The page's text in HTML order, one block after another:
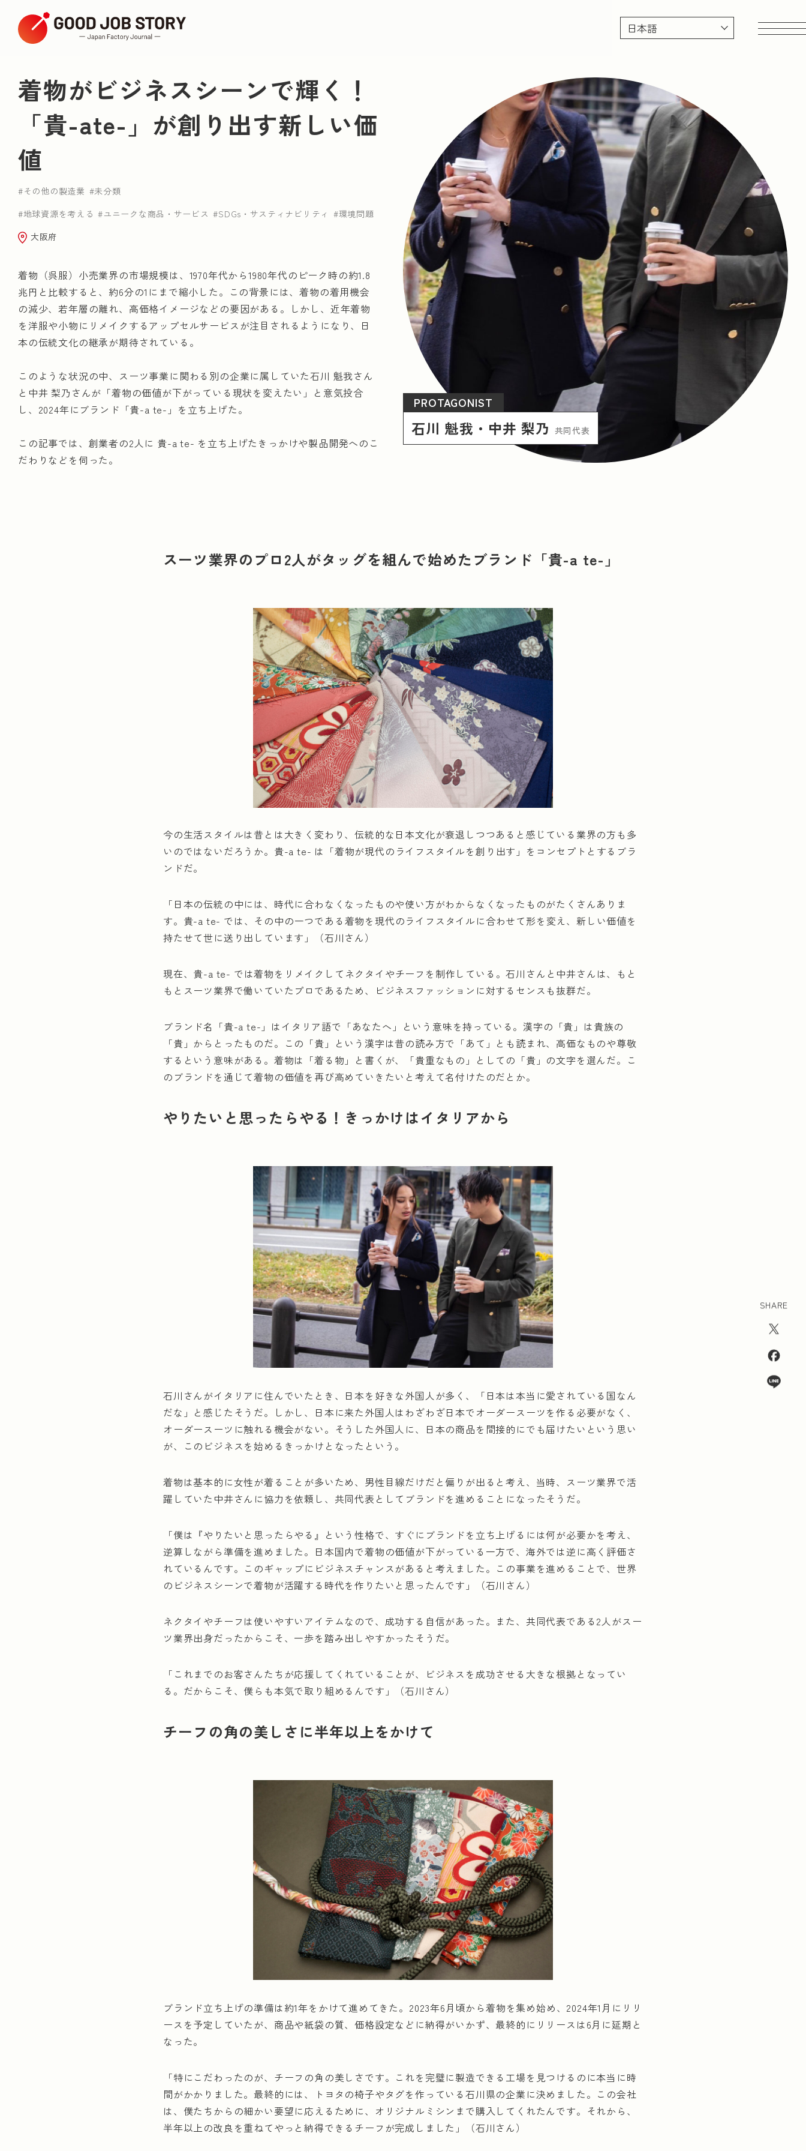
ARTICLE
テーマから探す
健康 人との繋がり クリエイティブ 地球資源を考える
多様性を考える
ユニークな商品・サービス
歴史ある商品・サービス 日本の文化
100年企業
革職人
日本の伝統技術 環境問題
エリアから探す
山梨県 三重県 滋賀県 京都府 大阪府 兵庫県
業種から探す
なめし革・同製品・毛皮製造業 ゴム製品製造業 はん用機械器具製造業 輸送用機械器具製造業 生産用機械器具製造業
金属鉱業
食料・飲料製造業 繊維工業 紙・紙加工品製造業 窯業・土石製品製造業
SHARE
着物がビジネスシーンで輝く！
「貴-ate-」が創り出す新しい価
値
その他の製造業
未分類
地球資源を考える
ユニークな商品・サービス SDGs・サスティナビリティ
環境問題
大阪府
着物（呉服）小売業界の市場規模は、1970年代から1980年代のピーク時の約1.8
兆円と比較すると、約6分の1にまで縮小した。この背景には、着物の着用機会
の減少、若年層の離れ、高価格イメージなどの要因がある。しかし、近年着物
を洋服や小物にリメイクするアップセルサービスが注目されるようになり、日
本の伝統文化の継承が期待されている。
このような状況の中、スーツ事業に関わる別の企業に属していた石川 魁我さん
と中井 梨乃さんが「着物の価値が下がっている現状を変えたい」と意気投合
し、2024年にブランド「貴-a te-」を立ち上げた。
この記事では、創業者の2人に 貴-a te- を立ち上げたきっかけや製品開発へのこ
だわりなどを伺った。
PROTAGONIST
石川 魁我・中井 梨乃 共同代表
スーツ業界のプロ2人がタッグを組んで始めたブランド「貴-a te-」
今の生活スタイルは昔とは大きく変わり、伝統的な日本文化が衰退しつつあると感じている業界の方も多
いのではないだろうか。貴-a te- は「着物が現代のライフスタイルを創り出す」をコンセプトとするブラ
ンドだ。
「日本の伝統の中には、時代に合わなくなったものや使い方がわからなくなったものがたくさんありま
す。貴-a te- では、その中の一つである着物を現代のライフスタイルに合わせて形を変え、新しい価値を
持たせて世に送り出しています」（石川さん）
現在、貴-a te- では着物をリメイクしてネクタイやチーフを制作している。石川さんと中井さんは、もと
もとスーツ業界で働いていたプロであるため、ビジネスファッションに対するセンスも抜群だ。
ブランド名「貴-a te-」はイタリア語で「あなたへ」という意味を持っている。漢字の「貴」は貴族の
「貴」からとったものだ。この「貴」という漢字は昔の読み方で「あて」とも読まれ、高価なものや尊敬
するという意味がある。着物は「着る物」と書くが、「貴重なもの」としての「貴」の文字を選んだ。こ
のブランドを通じて着物の価値を再び高めていきたいと考えて名付けたのだとか。
やりたいと思ったらやる！きっかけはイタリアから
石川さんがイタリアに住んでいたとき、日本を好きな外国人が多く、「日本は本当に愛されている国なん
だな」と感じたそうだ。しかし、日本に来た外国人はわざわざ日本でオーダースーツを作る必要がなく、
オーダースーツに触れる機会がない。そうした外国人に、日本の商品を間接的にでも届けたいという思い
が、このビジネスを始めるきっかけとなったという。
着物は基本的に女性が着ることが多いため、男性目線だけだと偏りが出ると考え、当時、スーツ業界で活
躍していた中井さんに協力を依頼し、共同代表としてブランドを進めることになったそうだ。
「僕は『やりたいと思ったらやる』という性格で、すぐにブランドを立ち上げるには何が必要かを考え、
逆算しながら準備を進めました。日本国内で着物の価値が下がっている一方で、海外では逆に高く評価さ
れているんです。このギャップにビジネスチャンスがあると考えました。この事業を進めることで、世界
のビジネスシーンで着物が活躍する時代を作りたいと思ったんです」（石川さん）
ネクタイやチーフは使いやすいアイテムなので、成功する自信があった。また、共同代表である2人がスー
ツ業界出身だったからこそ、一歩を踏み出しやすかったそうだ。
「これまでのお客さんたちが応援してくれていることが、ビジネスを成功させる大きな根拠となってい
る。だからこそ、僕らも本気で取り組めるんです」（石川さん）
チーフの角の美しさに半年以上をかけて
ブランド立ち上げの準備は約1年をかけて進めてきた。2023年6月頃から着物を集め始め、2024年1月にリリ
ースを予定していたが、商品や紙袋の質、価格設定などに納得がいかず、最終的にリリースは6月に延期と
なった。
「特にこだわったのが、チーフの角の美しさです。これを完璧に製造できる工場を見つけるのに本当に時
間がかかりました。最終的には、トヨタの椅子やタグを作っている石川県の企業に決めました。この会社
は、僕たちからの細かい要望に応えるために、オリジナルミシンまで購入してくれたんです。それから、
半年以上の改良を重ねてやっと納得できるチーフが完成しました」（石川さん）